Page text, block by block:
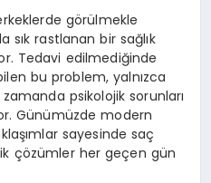
görülmekle
sık rastlanan bir sağlık
Tedavi edilmediğinde
bu problem, yalnızca
psikolojik sorunları
Günümüzde modern
sayesinde saç
çözümler her geçen gün